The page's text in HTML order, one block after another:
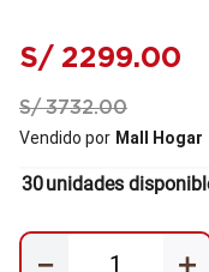
S/ 2299.00
S/ 3732.00
Vendido por Mall Hogar
30unidades
＋
－